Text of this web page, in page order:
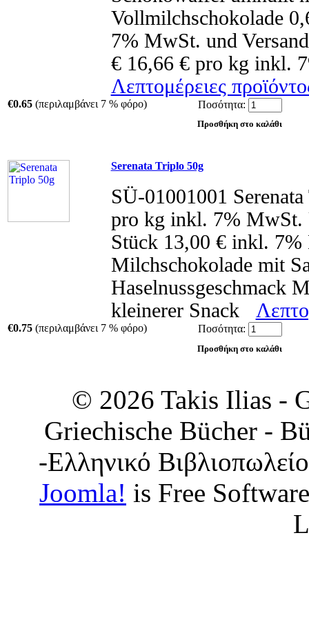
Vollmilchschokolade
7% MwSt. und
€ 16,66 € pro kg inkl.
Λεπτομέρειες
€0.65 (περιλαμβάνει 7 % φόρο) Ποσότητα:
Serenata Triplo 50g
SÜ-01001001
pro kg inkl. 7% MwSt.
Stück 13,00 € inkl. 7%
Milchschokolade mit
Haselnussgeschmack
kleinerer Snack
€0.75 (περιλαμβάνει 7 % φόρο) Ποσότητα:
© 2026 Takis Ilias -
Griechische Bücher -
-Ελληνικό
Joomla! is Free